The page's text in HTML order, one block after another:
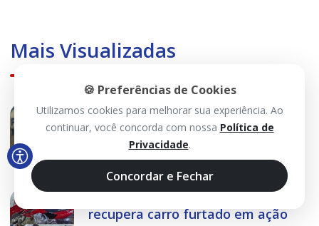
Mais Visualizadas
Furto em galpão causa prejuízo de
R$ 20 mil no Centro de Guanambi
Rondesp apreende motos e
recupera carro furtado em ação
🍪 Preferências de Cookies
Utilizamos cookies para melhorar sua experiência. Ao
continuar, você concorda com nossa Política de
Privacidade.
Concordar e Fechar